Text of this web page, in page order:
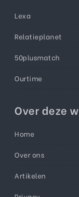
Lexa
Relatieplanet
50plusmatch
Ourtime
Over deze
Home
Over ons
Artikelen